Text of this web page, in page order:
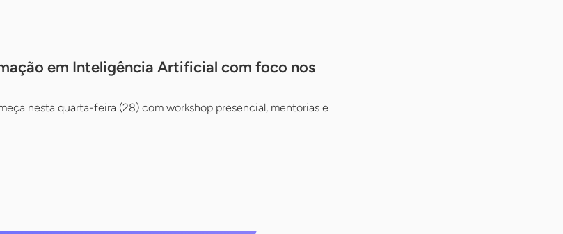
em Inteligência Artificial com foco nos
nesta quarta-feira (28) com workshop presencial, mentorias e